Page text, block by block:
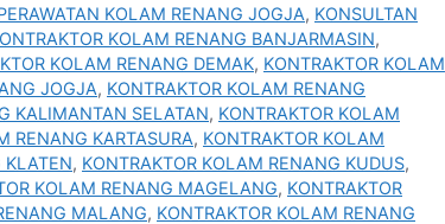
KOLAM RENANG JOGJA, KONSULTAN
KOLAM RENANG BANJARMASIN,
KOLAM RENANG DEMAK, KONTRAKTOR KOLAM
JOGJA, KONTRAKTOR KOLAM RENANG
KALIMANTAN SELATAN, KONTRAKTOR KOLAM
RENANG KARTASURA, KONTRAKTOR KOLAM
KLATEN, KONTRAKTOR KOLAM RENANG KUDUS,
KOLAM RENANG MAGELANG, KONTRAKTOR
MALANG, KONTRAKTOR KOLAM RENANG